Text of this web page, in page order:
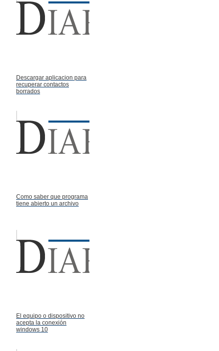
Descargar aplicacion para
recuperar contactos
borrados
Como saber que programa
tiene abierto un archivo
El equipo o dispositivo no
acepta la conexión
windows 10